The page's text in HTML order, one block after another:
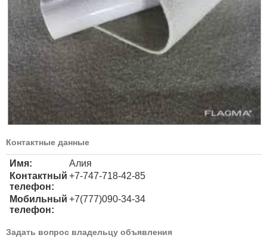
Контактные данные
Имя:
Алия
Контактный
телефон:
+7-747-718-42-85
Мобильный
телефон:
+7(777)090-34-34
Задать вопрос владельцу объявления